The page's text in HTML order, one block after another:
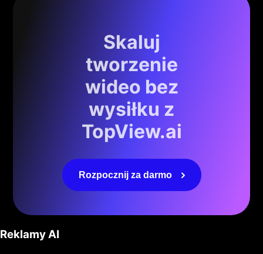
Skaluj
tworzenie
wideo bez
wysiłku z
TopView.ai
Rozpocznij za darmo
Reklamy AI